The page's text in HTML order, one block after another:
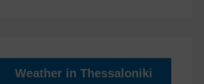
Weather in Thessaloniki